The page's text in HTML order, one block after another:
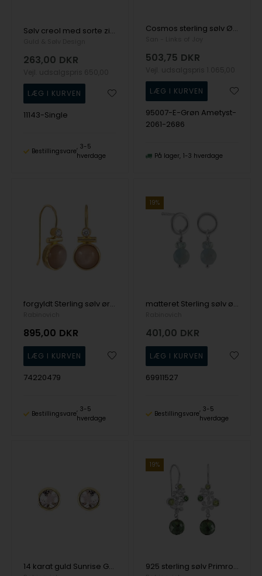
Sølv creol med sorte zirkonia, model 11143 Single ørering
263,00 DKR
11143-Single
Bestillingsvare
3-5
hverdage
Cosmos sterling sølv Ørestikker med 12 mm grønne amethyster
503,75 DKR
95007-E-Grøn Ametyst-
2061-2686
På lager 1-3 hverdage
forgyldt Sterling sølv øreringe Peach med forgyldt overflade fra Rabinovich
895,00 DKR
74220479
Bestillingsvare
3-5
hverdage
19%
matteret Sterling sølv øreringe Symphony med matteret overflade fra Rabinovich
401,00 DKR
69911527
Bestillingsvare
3-5
hverdage
14 karat guld Sunrise GOLD Collection Øreringe blank fra Rabinovich
19%
925 sterling sølv Primrose Ørehængere blank fra Rabinovich